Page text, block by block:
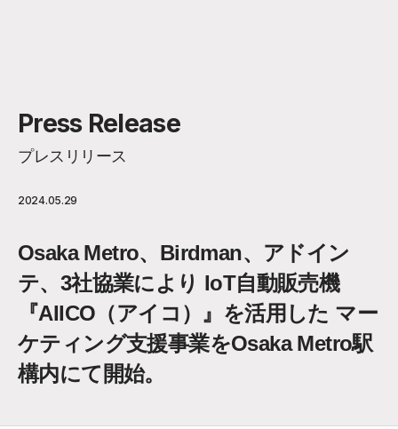
Press Release
プレスリリース
2024.05.29
Osaka Metro、Birdman、アドイン
テ、3社協業により IoT自動販売機
『AIICO（アイコ）』を活用した マー
ケティング支援事業をOsaka Metro駅
構内にて開始。